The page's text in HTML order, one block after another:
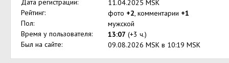
Дата регистрации:
11.04.2025 MSK
Рейтинг:
фото +2, комментарии +1
Пол:
мужской
Время у пользователя:
13:07 (+3 ч.)
Был на сайте:
09.08.2026 MSK в 10:19 MSK